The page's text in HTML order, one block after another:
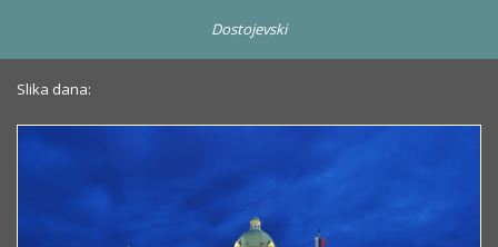
Dostojevski
Slika dana: